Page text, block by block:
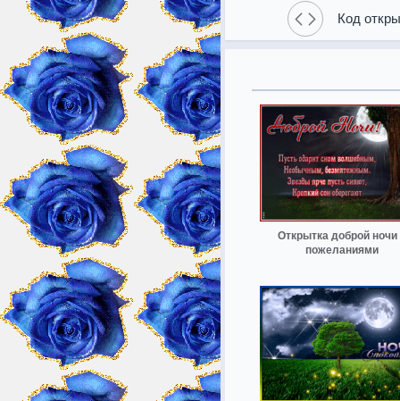
Код
Открытка доброй ночи
пожеланиями